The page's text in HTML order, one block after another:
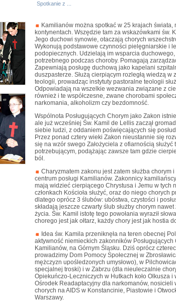
Spotkanie z ...
Kamilianów można spotkać w 25 krajach świata,
kontynentach. Wszędzie tam za wskazówkami św.
Jego duchowi synowie, otaczają chorych
Wykonują podstawowe czynności pielęgniarskie i
podopiecznych. Udzielają im wsparcia
potrzebnego podczas choroby. Pomagają
Zapewniają posługę duchową jako kapelani
duszpasterze. Służą cierpiącym rozległą wiedzą w
teologii, prowadząc instytuty pastoralne teologii
Odpowiadają na wszelkie wezwania związane z
również i te współczesne, zwane chorobami
narkomania, alkoholizm czy bezdomność.
Wspólnota Posługujących Chorym jako Zakon
ale już wcześniej Św. Kamil de Lellis zaczął
siebie ludzi, z oddaniem poświęcających się
Przez ponad cztery wieki Zakon nieustannie się
się na wzór swego Założyciela z ofiarnością służyć
potrzebującym, podążając zawsze tam gdzie
ból.
Charyzmatem zakonu jest zatem służba chorym
centrum posługi Kamilianów. Zakonnicy
mają widzieć cierpiącego Chrystusa i Jemu w tych
członkach Kościoła służyć, oraz do niego chorych
dlatego oprócz 3 ślubów: ubóstwa, czystości i
składają jeszcze czwarty ślub służby chorym
życia. Św. Kamil istotę tego powołania wyraził
chorego jest jak ołtarz, każdy chory jest jak hostia
Idea św. Kamila przeniknęła na teren obecnej
aktywność niemieckich zakonników Posługujących
Kamilianów, na Górnym Śląsku. Dziś oprócz
prowadzimy Dom Pomocy Społecznej w
mężczyzn upośledzonych umysłowo), w
specjalnej troski) i w Zabrzu (dla nieuleczalnie
Opiekuńczo-Leczniczych w Hutkach koło Olkusza i
Ośrodek Readaptacyjny dla narkomanów, nosicieli
chorych na AIDS w Konstancinie, Piastowie i
Warszawy.